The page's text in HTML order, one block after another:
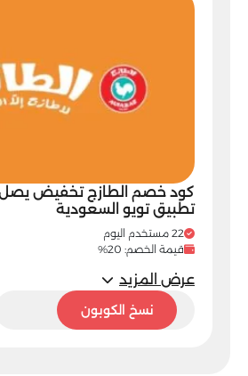
تطبيق تويو السعودية
22 مستخدم اليوم
قيمة الخصم: 20%
عرض المزيد
A66نسخ الكوبون